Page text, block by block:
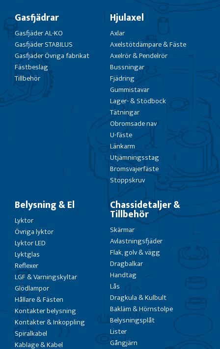
Gasfjädrar
Gasfjäder AL-KO
Gasfjäder STABILUS
Gasfjäder Övriga fabrikat
Fästbeslag
Tillbehör
Hjulaxel
Axlar
Axelstötdämpare & Fäste
Axelrör & Pendelrör
Bussningar
Fjädring
Gummistavar
Lager- & Stödbock
Tätningar
Obromsade nav
U-fäste
Länkarm
Utjämningsstag
Bromsvajerfäste
Stoppskruv
Belysning & El
Lyktor
Övriga lyktor
Lyktor LED
Lyktglas
Reflexer
LGF & Varningskyltar
Glödlampor
Hållare & Fästen
Kontakter belysning
Kontakter & Inkoppling
Spiralkabel
Kablage & Kabel
Chassidetaljer &
Tillbehör
Skärmar
Avlastningsfjäder
Flak, golv & vägg
Dragbalkar
Handtag
Lås
Dragkula & Kulbult
Bakläm & Hörnstolpe
Belysningsplåt
Lister
Gångjärn